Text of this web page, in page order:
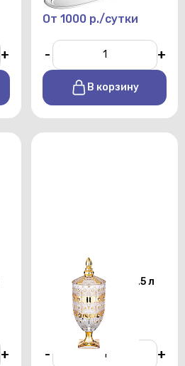
+
От 1000 р./сутки
- +
В корзину
+
Лимонадник с
подставкой gold 5.5 л
От 1200 р./сутки
- +